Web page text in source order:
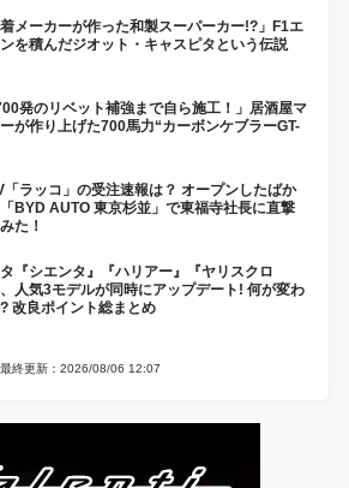
着メーカーが作った和製スーパーカー!?」F1エ
を積んだジオット・キャスピタという伝説
発のリベット補強まで自ら施工！」居酒屋マ
が作り上げた700馬力“カーボンケブラーGT-
「ラッコ」の受注速報は？ オープンしたばか
BYD AUTO 東京杉並」で東福寺社長に直撃
た！
タ『シエンタ』『ハリアー』『ヤリスクロ
人気3モデルが同時にアップデート! 何が変わ
改良ポイント総まとめ
最終更新：2026/08/06 12:07